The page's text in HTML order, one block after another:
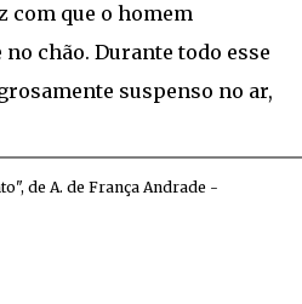
com que o homem
chão. Durante todo esse
suspenso no ar,
de A. de França Andrade -